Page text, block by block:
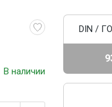
В наличии
DIN /